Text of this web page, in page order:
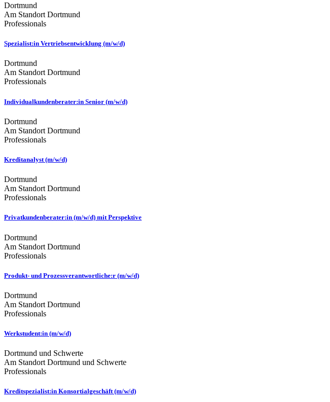
Dortmund
Am Standort Dortmund
Professionals
Spezialist:in Vertriebsentwicklung (m/w/d)
Dortmund
Am Standort Dortmund
Professionals
Individualkundenberater:in Senior (m/w/d)
Dortmund
Am Standort Dortmund
Professionals
Kreditanalyst (m/w/d)
Dortmund
Am Standort Dortmund
Professionals
Privatkundenberater:in (m/w/d) mit Perspektive
Dortmund
Am Standort Dortmund
Professionals
Produkt- und Prozessverantwortliche:r (m/w/d)
Dortmund
Am Standort Dortmund
Professionals
Werkstudent:in (m/w/d)
Dortmund und Schwerte
Am Standort Dortmund und Schwerte
Professionals
Kreditspezialist:in Konsortialgeschäft (m/w/d)